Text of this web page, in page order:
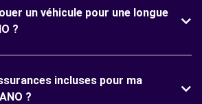
un véhicule pour une longue
?
incluses pour ma
?